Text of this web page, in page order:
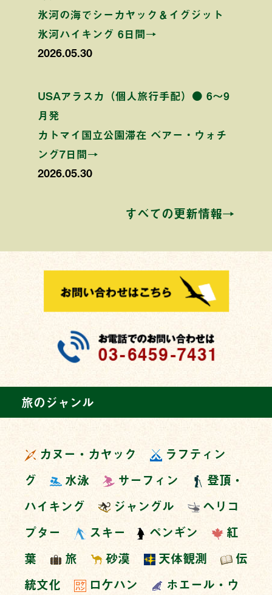
氷河の海でシーカヤック＆イグジット
氷河ハイキング 6日間→
2026.05.30
USAアラスカ（個人旅行手配）● 6〜9
月発
カトマイ国立公園滞在 ベアー・ウォチ
ング7日間→
2026.05.30
すべての更新情報→
旅のジャンル
カヌー・カヤック
ラフティン
グ
水泳 サーフィン
登頂・
ハイキング
ジャングル
ヘリコ
プター
スキー ペンギン
紅
葉
旅 砂漠 天体観測
伝
統文化
ロケハン
ホエール・ウ